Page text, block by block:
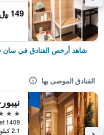
149 ﷼
شاهد أرخص الفنادق في سان
الفنادق الموصى بها
5 نجوم
2.1 كيلومتر عن وسط المدينة